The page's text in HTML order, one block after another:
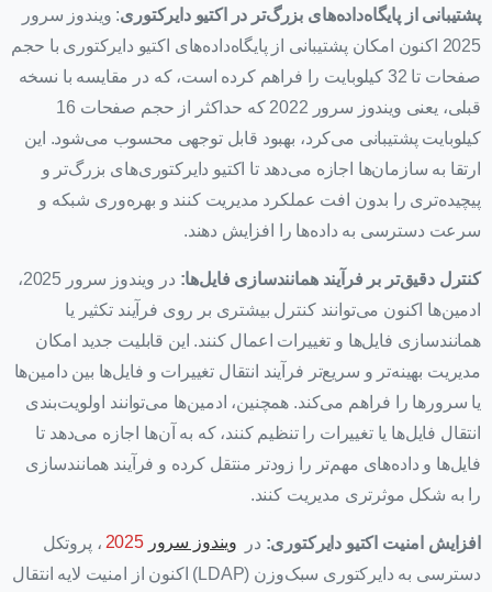
پشتیبانی از پایگاه‌داده‌های بزرگ‌تر در اکتیو دایرکتوری: ویندوز سرور
2025 اکنون امکان پشتیبانی از پایگاه‌داده‌های اکتیو دایرکتوری با حجم
صفحات تا 32 کیلوبایت را فراهم کرده است، که در مقایسه با نسخه
قبلی، یعنی ویندوز سرور 2022 که حداکثر از حجم صفحات 16
کیلوبایت پشتیبانی می‌کرد، بهبود قابل توجهی محسوب می‌شود. این
ارتقا به سازمان‌ها اجازه می‌دهد تا اکتیو دایرکتوری‌های بزرگ‌تر و
پیچیده‌تری را بدون افت عملکرد مدیریت کنند و بهره‌وری شبکه و
سرعت دسترسی به داده‌ها را افزایش دهند.
کنترل دقیق‌تر بر فرآیند همانندسازی فایل‌ها:
در ویندوز سرور 2025،
ادمین‌ها اکنون می‌توانند کنترل بیشتری بر روی فرآیند تکثیر یا
همانندسازی فایل‌ها و تغییرات اعمال کنند. این قابلیت جدید امکان
مدیریت بهینه‌تر و سریع‌تر فرآیند انتقال تغییرات و فایل‌ها بین دامین‌ها
یا سرورها را فراهم می‌کند. همچنین، ادمین‌ها می‌توانند اولویت‌بندی
انتقال فایل‌ها یا تغییرات را تنظیم کنند، که به آن‌ها اجازه می‌دهد تا
فایل‌ها و داده‌های مهم‌تر را زودتر منتقل کرده و فرآیند همانندسازی
را به شکل موثرتری مدیریت کنند.
افزایش امنیت اکتیو دایرکتوری: در ویندوز سرور 2025
، پروتکل
دسترسی به دایرکتوری سبک‌وزن (LDAP) اکنون از امنیت لایه انتقال